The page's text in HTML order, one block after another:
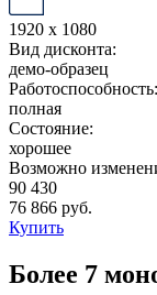
1920 x 1080
Вид дисконта:
демо-образец
Работоспособность:
полная
Состояние:
хорошее
Возможно
90 430
76 866 руб.
Купить
Более 7